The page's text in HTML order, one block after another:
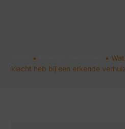
• •
klacht heb bij een erkende